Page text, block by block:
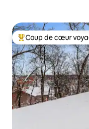
Coups de cœur
Coup de cœur